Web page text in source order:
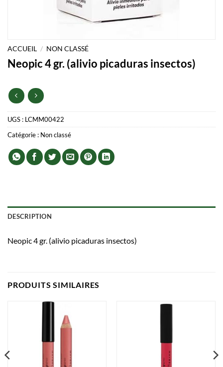
ACCUEIL / NON CLASSÉ
Neopic 4 gr. (alivio picaduras insectos)
UGS : LCMM00422
Catégorie : Non classé
DESCRIPTION
Neopic 4 gr. (alivio picaduras insectos)
PRODUITS SIMILAIRES